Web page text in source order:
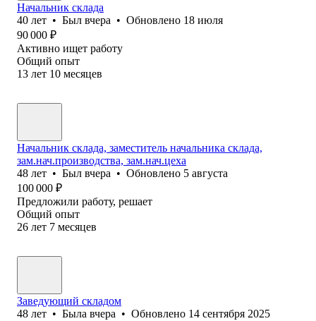
Начальник склада
40 лет • Был вчера • Обновлено 18 июля
90 000 ₽
Активно ищет работу
Общий опыт
13 лет 10 месяцев
Начальник склада, заместитель начальника склада,
зам.нач.производства, зам.нач.цеха
48 лет • Был вчера • Обновлено 5 августа
100 000 ₽
Предложили работу, решает
Общий опыт
26 лет 7 месяцев
Заведующий складом
48 лет • Была вчера • Обновлено 14 сентября 2025